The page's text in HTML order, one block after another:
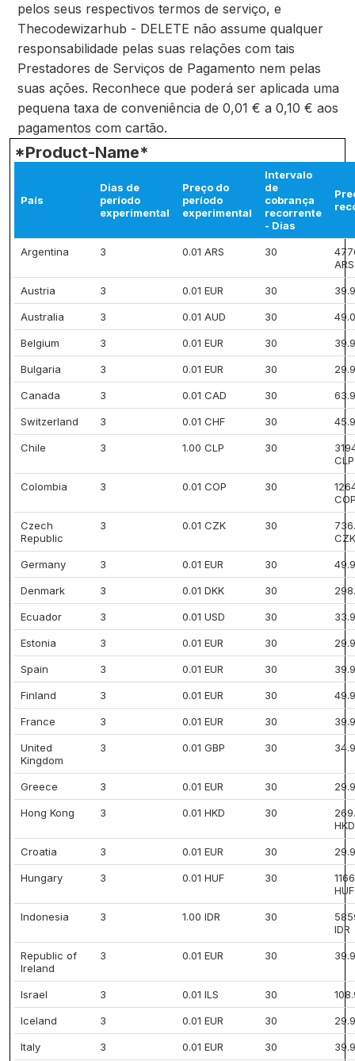
pelos seus respectivos termos de serviço, e
Thecodewizarhub - DELETE não assume qualquer
responsabilidade pelas suas relações com tais
Prestadores de Serviços de Pagamento nem pelas
suas ações. Reconhece que poderá ser aplicada uma
pequena taxa de conveniência de 0,01 € a 0,10 € aos
pagamentos com cartão.
*Product-Name*
País
Dias de
período
experimental
Preço do
período
experimental
Intervalo
de
cobrança
recorrente
- Dias
Argentina 3 0.01 ARS 30
ARS
Austria 3 0.01 EUR 30
Australia 3 0.01 AUD 30
Belgium 3 0.01 EUR 30
Bulgaria 3 0.01 EUR 30
Canada 3 0.01 CAD 30
Switzerland 3 0.01 CHF 30
Chile 3 1.00 CLP 30
CLP
Colombia 3 0.01 COP 30
Czech
Republic
3 0.01 CZK 30
CZK
Germany 3 0.01 EUR 30
Denmark 3 0.01 DKK 30
Ecuador 3 0.01 USD 30
Estonia 3 0.01 EUR 30
Spain 3 0.01 EUR 30
Finland 3 0.01 EUR 30
France 3 0.01 EUR 30
United
Kingdom
3 0.01 GBP 30
Greece 3 0.01 EUR 30
Hong Kong 3 0.01 HKD 30
HKD
Croatia 3 0.01 EUR 30
Hungary 3 0.01 HUF 30
HUF
Indonesia 3 1.00 IDR 30
IDR
Republic of
Ireland
3 0.01 EUR 30
Israel 3 0.01 ILS 30
Iceland 3 0.01 EUR 30
Italy 3 0.01 EUR 30